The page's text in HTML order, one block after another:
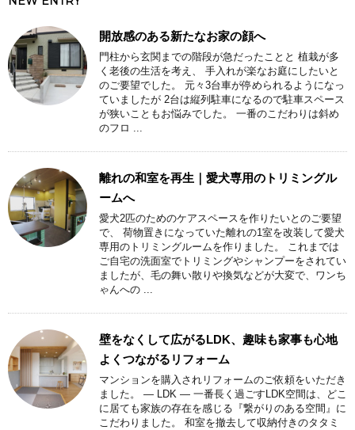
開放感のある新たなお家の顔へ
門柱から玄関までの階段が急だったことと 植栽が多
く老後の生活を考え、 手入れが楽なお庭にしたいと
のご要望でした。 元々3台車が停められるようになっ
ていましたが 2台は縦列駐車になるので駐車スペース
が狭いこともお悩みでした。 一番のこだわりは斜め
のフロ ...
離れの和室を再生｜愛犬専用のトリミングル
ームへ
愛犬2匹のためのケアスペースを作りたいとのご要望
で、 荷物置きになっていた離れの1室を改装して愛犬
専用のトリミングルームを作りました。 これまでは
ご自宅の洗面室でトリミングやシャンプーをされてい
ましたが、毛の舞い散りや換気などが大変で、ワンち
ゃんへの ...
壁をなくして広がるLDK、趣味も家事も心地
よくつながるリフォーム
マンションを購入されリフォームのご依頼をいただき
ました。 ― LDK ― 一番長く過ごすLDK空間は、どこ
に居ても家族の存在を感じる『繋がりのある空間』に
こだわりました。 和室を撤去して収納付きのタタミ